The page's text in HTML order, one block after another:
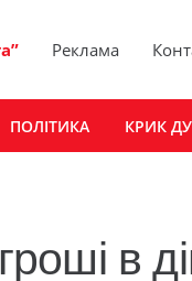
Реклама
ПОЛІТИКА КРИК
в